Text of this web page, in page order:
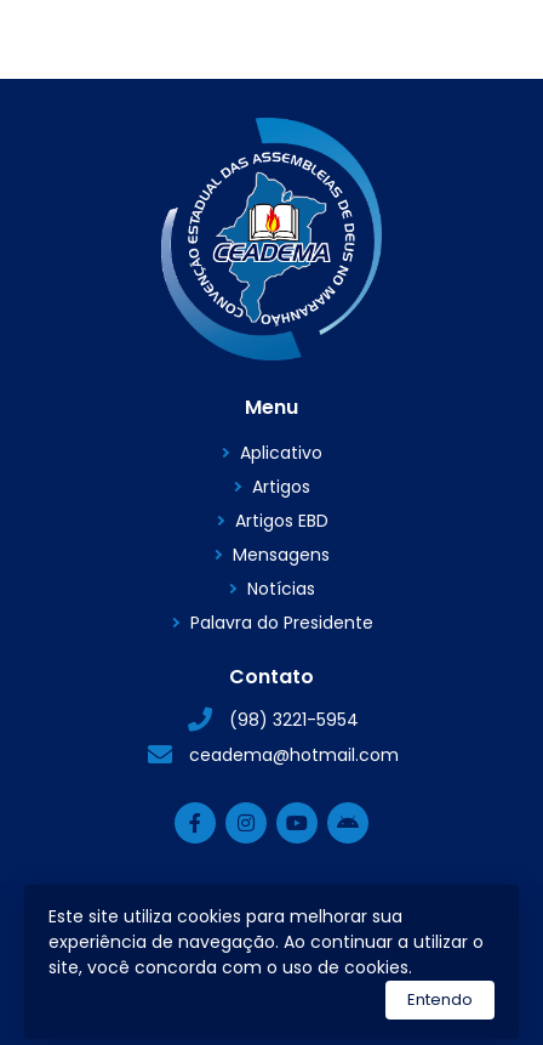
Este site utiliza cookies para melhorar sua
experiência de navegação. Ao continuar a utilizar o
site, você concorda com o uso de cookies.
Entendo
Menu
Aplicativo
Artigos
Artigos EBD
Mensagens
Notícias
Palavra do Presidente
Contato
(98) 3221-5954
ceadema@hotmail.com
2026 © Todos os direitos reservados.